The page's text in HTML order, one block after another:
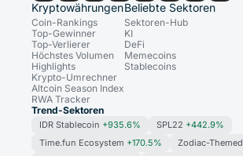
Kryptowährungen
Coin-Rankings
Top-Gewinner
Top-Verlierer
Höchstes Volumen
Highlights
Krypto-Umrechner
Altcoin Season Index
RWA Tracker
Beliebte Sektoren
Sektoren-Hub
KI
DeFi
Memecoins
Stablecoins
Trend-Sektoren
IDR Stablecoin +935.6% SPL22 +442.9%
Time.fun Ecosystem +170.5% Zodiac-Themed